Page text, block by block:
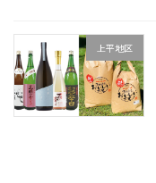
上平地区